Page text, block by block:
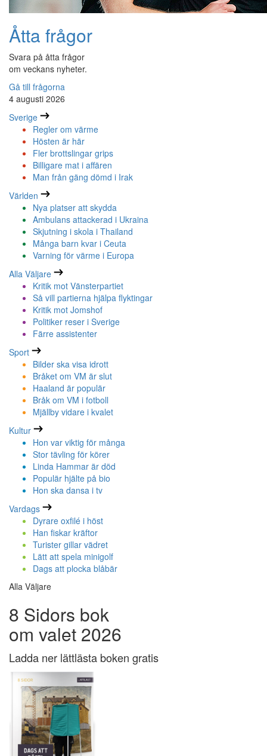
Åtta frågor
Svara på åtta frågor
om veckans nyheter.
Gå till frågorna
4 augusti 2026
Sverige
Regler om värme
Hösten är här
Fler brottslingar grips
Billigare mat i affären
Man från gäng dömd i Irak
Världen
Nya platser att skydda
Ambulans attackerad i Ukraina
Skjutning i skola i Thailand
Många barn kvar i Ceuta
Varning för värme i Europa
Alla Väljare
Kritik mot Vänsterpartiet
Så vill partierna hjälpa flyktingar
Kritik mot Jomshof
Politiker reser i Sverige
Färre assistenter
Sport
Bilder ska visa idrott
Bråket om VM är slut
Haaland är populär
Bråk om VM i fotboll
Mjällby vidare i kvalet
Kultur
Hon var viktig för många
Stor tävling för körer
Linda Hammar är död
Populär hjälte på bio
Hon ska dansa i tv
Vardags
Dyrare oxfilé i höst
Han fiskar kräftor
Turister gillar vädret
Lätt att spela minigolf
Dags att plocka blåbär
Alla Väljare
8 Sidors bok
om valet 2026
Ladda ner lättlästa boken gratis